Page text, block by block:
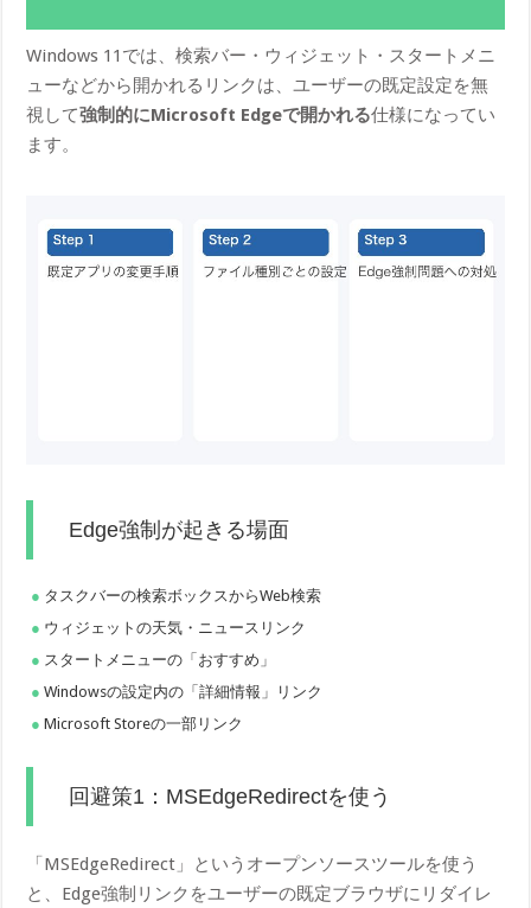
Windows 11では、検索バー・ウィジェット・スタートメニ
ューなどから開かれるリンクは、ユーザーの既定設定を無
視して強制的にMicrosoft Edgeで開かれる仕様になってい
ます。
Edge強制が起きる場面
タスクバーの検索ボックスからWeb検索
ウィジェットの天気・ニュースリンク
スタートメニューの「おすすめ」
Windowsの設定内の「詳細情報」リンク
Microsoft Storeの一部リンク
回避策1：MSEdgeRedirectを使う
「MSEdgeRedirect」というオープンソースツールを使う
と、Edge強制リンクをユーザーの既定ブラウザにリダイレ